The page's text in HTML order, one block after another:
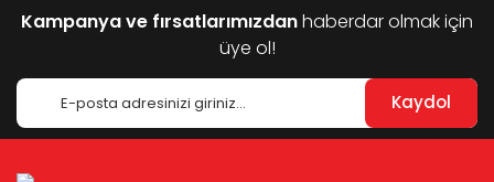
Kampanya ve fırsatlarımızdanhaberdar olmak için
üye ol!
Kaydol